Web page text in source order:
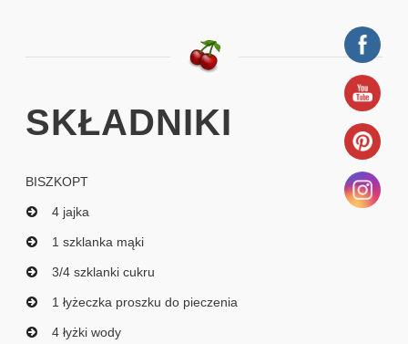
SKŁADNIKI
BISZKOPT
4 jajka
1 szklanka mąki
3/4 szklanki cukru
1 łyżeczka proszku do pieczenia
4 łyżki wody